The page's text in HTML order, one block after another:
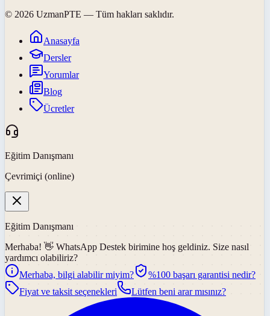
© 2026 UzmanPTE — Tüm hakları saklıdır.
Anasayfa
Dersler
Yorumlar
Blog
Ücretler
Eğitim Danışmanı
Çevrimiçi (online)
Eğitim Danışmanı
Merhaba! 👋 WhatsApp Destek birimine hoş geldiniz. Size nasıl
yardımcı olabiliriz?
Merhaba, bilgi alabilir miyim?
%100 başarı garantisi nedir?
Fiyat ve taksit seçenekleri
Lütfen beni arar mısınız?